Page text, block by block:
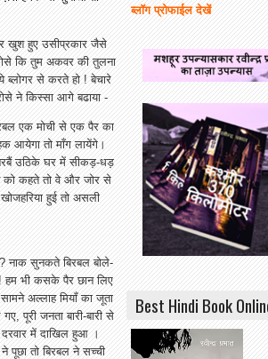
खुश हुए उसीप्रकार जैसे
कि तुम अकवर की तुलना
ब्लोगर से करते हो ! बेचारे
ने किस्सा आगे बढाया -
एक मोची से एक पैर का
आयेगा तो माँग लायेंगे।
उठिके घर में सीकड़-धड़
को कहते तो वे और जोर से
हुई तो असली
नाक सुनकते बिरबल बोले-
हम भी कसके पैर छान लिए
अल्लाह मियाँ का जूता
पूरी जनता बारी-बारी से
में दाखिल हुआ ।
पूछा तो बिरबल ने सच्ची
ब्लॉग प्रोफाईल देखें
Best Hindi Book